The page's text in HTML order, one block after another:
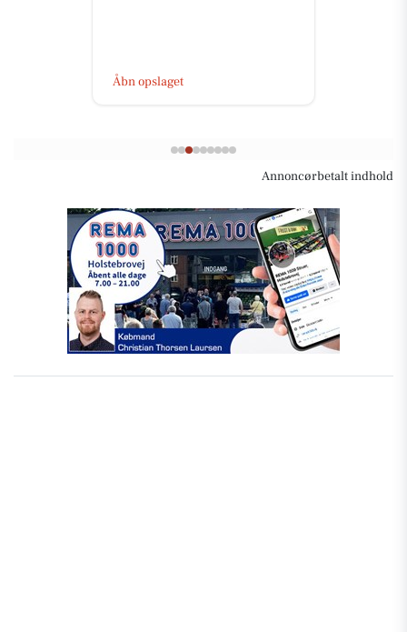
Åbn opslaget
Annoncørbetalt indhold